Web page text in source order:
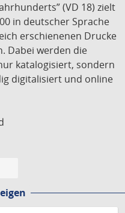
(VD 18) zielt
in deutscher Sprache
erschienenen Drucke
Dabei werden die
katalogisiert, sondern
digitalisiert und online